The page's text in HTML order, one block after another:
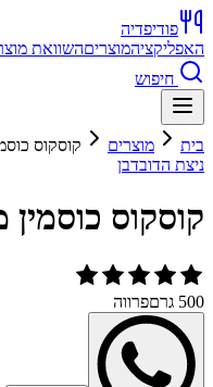
פודיפדיה
האפליקציהמוצריםהשוואת
חיפוש
בית מוצרים
קוסקוס
ניצת הדובדבן
קוסקוס כוסמין
500 גרם פרווה